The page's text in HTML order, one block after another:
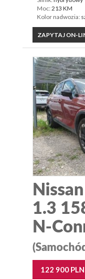
Moc: 213 KM
Kolor nadwozia:
ZAPYTAJ ON-
1.3
N-
122 900 PLN